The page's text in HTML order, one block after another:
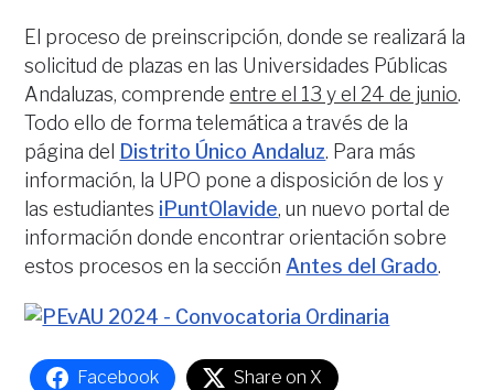
El proceso de preinscripción, donde se realizará la
solicitud de plazas en las Universidades Públicas
Andaluzas, comprendeentre el 13 y el 24 de junio.
Todo ello de forma telemática a través de la
página del
Distrito Único Andaluz. Para más
información, la UPO pone a disposición de los y
las estudiantes iPuntOlavide, un nuevo portal de
información donde encontrar orientación sobre
estos procesos en la sección Antes del Grado.
Facebook Share on X